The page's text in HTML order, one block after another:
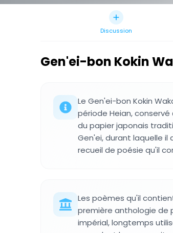
Discussion
Gen'ei-bon Kokin
Le Gen'ei-bon Kokin
période Heian,
du papier japonais
Gen'ei, durant laquelle il
recueil de poésie qu'il
Les poèmes qu'il
première anthologie de
impérial, longtemps